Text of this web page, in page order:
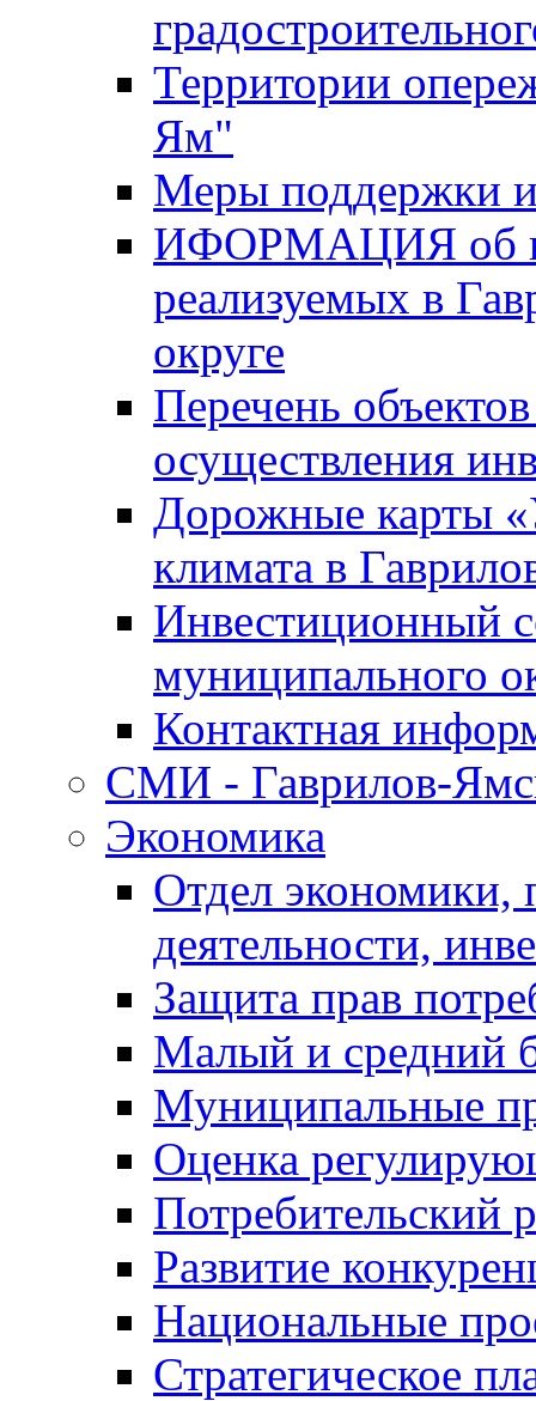
Территории
Ям"
Меры поддержки
ИФОРМАЦИЯ об
реализуемых в
округе
Перечень
осуществления
Дорожные карты
климата в
Инвестиционный
муниципального
Контактная
СМИ - Гаврилов-
Экономика
Отдел экономики,
деятельности,
Защита прав
Малый и средний
Муниципальные
Оценка
Потребительский
Развитие
Национальные
Стратегическое